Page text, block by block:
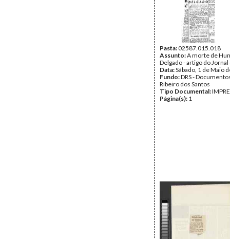
Pasta:02587.015.018
Assunto:A morte de
Delgado - artigo do
Data:Sábado, 1 de Maio
Fundo:DRS -
Ribeiro dos Santos
Tipo Documental:
Página(s): 1